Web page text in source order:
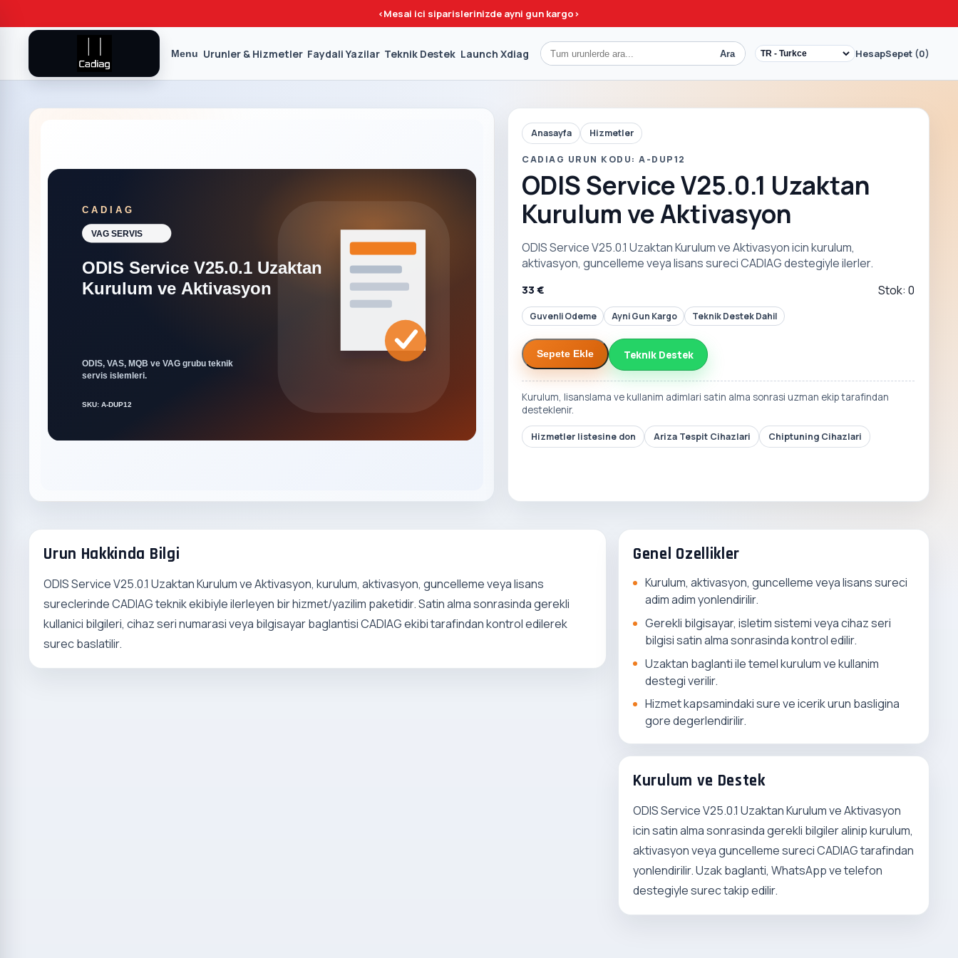
<Mesai ici siparislerinizde ayni gun kargo>
Menu Urunler & Hizmetler Faydali Yazilar Teknik Destek Launch Xdiag Ara HesapSepet (0)
Anasayfa Hizmetler
CADIAG URUN KODU: A-DUP12
ODIS Service V25.0.1 Uzaktan
Kurulum ve Aktivasyon
ODIS Service V25.0.1 Uzaktan Kurulum ve Aktivasyon icin kurulum,
aktivasyon, guncelleme veya lisans sureci CADIAG destegiyle ilerler.
33 € Stok: 0
Guvenli Odeme Ayni Gun Kargo Teknik Destek Dahil
Sepete Ekle Teknik Destek
Kurulum, lisanslama ve kullanim adimlari satin alma sonrasi uzman ekip tarafindan
desteklenir.
Hizmetler listesine don Ariza Tespit Cihazlari Chiptuning Cihazlari
Urun Hakkinda Bilgi
ODIS Service V25.0.1 Uzaktan Kurulum ve Aktivasyon, kurulum, aktivasyon, guncelleme veya lisans
sureclerinde CADIAG teknik ekibiyle ilerleyen bir hizmet/yazilim paketidir. Satin alma sonrasinda gerekli
kullanici bilgileri, cihaz seri numarasi veya bilgisayar baglantisi CADIAG ekibi tarafindan kontrol edilerek
surec baslatilir.
Genel Ozellikler
Kurulum, aktivasyon, guncelleme veya lisans sureci
adim adim yonlendirilir.
Gerekli bilgisayar, isletim sistemi veya cihaz seri
bilgisi satin alma sonrasinda kontrol edilir.
Uzaktan baglanti ile temel kurulum ve kullanim
destegi verilir.
Hizmet kapsamindaki sure ve icerik urun basligina
gore degerlendirilir.
Kurulum ve Destek
ODIS Service V25.0.1 Uzaktan Kurulum ve Aktivasyon
icin satin alma sonrasinda gerekli bilgiler alinip kurulum,
aktivasyon veya guncelleme sureci CADIAG tarafindan
yonlendirilir. Uzak baglanti, WhatsApp ve telefon
destegiyle surec takip edilir.